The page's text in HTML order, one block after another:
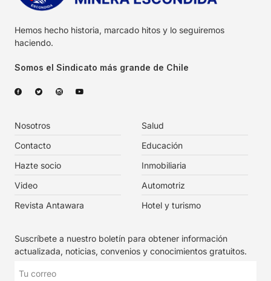
Hemos hecho historia, marcado hitos y lo seguiremos
haciendo.
Somos el Sindicato más grande de Chile
Nosotros
Contacto
Hazte socio
Video
Revista Antawara
Salud
Educación
Inmobiliaria
Automotriz
Hotel y turismo
Suscríbete a nuestro boletín para obtener información
actualizada, noticias, convenios y conocimientos gratuitos.